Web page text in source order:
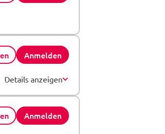
Anmelden
Details anzeigen
Anmelden